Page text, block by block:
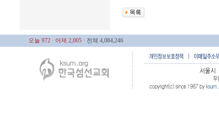
오늘 972 · 어제 2,005 · 전체 4,084,246